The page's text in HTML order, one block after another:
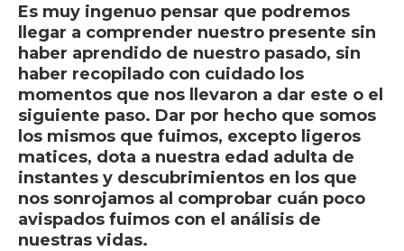
Es muy ingenuo pensar que podremos
llegar a comprender nuestro presente sin
haber aprendido de nuestro pasado, sin
haber recopilado con cuidado los
momentos que nos llevaron a dar este o el
siguiente paso. Dar por hecho que somos
los mismos que fuimos, excepto ligeros
matices, dota a nuestra edad adulta de
instantes y descubrimientos en los que
nos sonrojamos al comprobar cuán poco
avispados fuimos con el análisis de
nuestras vidas.